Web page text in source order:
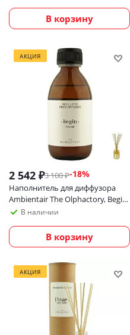
В корзину
АКЦИЯ
2 542 ₽3 100₽-18%
Наполнитель для диффузора
Ambientair The Olphactory, Begin,
Foliage, 250 мл
В наличии
В корзину
АКЦИЯ